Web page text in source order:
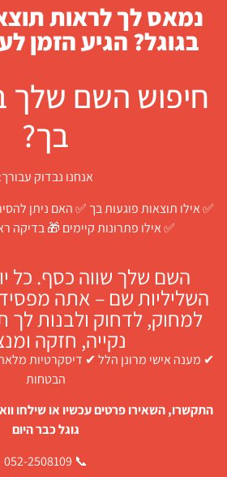
נמאס לך לראות
בגוגל? הגיע הזמן
חיפוש השם שלך
בך?
אנחנו נבדוק עבורך:
✅ אילו תוצאות פוגעות בך ✅ האם ניתן
✅ אילו פתרונות קיימים 🎁 בדיקה
השם שלך שווה כסף. כל
השליליות שם – אתה
למחוק, לדחוק ולבנות
נקייה, חזקה
✔ מענה אישי מרונן הלל ✔ דיסקרטיות
הבטחות
התקשרו, השאירו פרטים עכשיו או שילחו
גוגל כבר היום
📞 052-2508109